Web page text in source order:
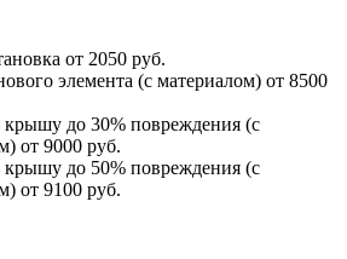
от 2050 руб.
элемента (с материалом) от 8500
крышу до 30% повреждения (с
от 9000 руб.
крышу до 50% повреждения (с
от 9100 руб.